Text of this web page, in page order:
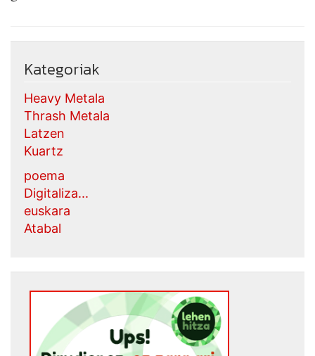
Kategoriak
Heavy Metala
Thrash Metala
Latzen
Kuartz
poema
Digitaliza...
euskara
Atabal